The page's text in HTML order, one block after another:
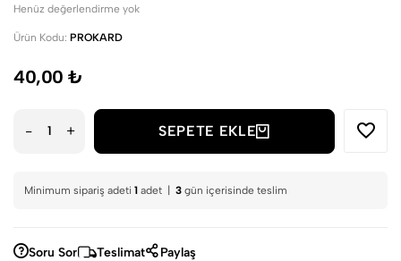
Henüz değerlendirme yok
Ürün Kodu: PROKARD
40,00 ₺
- + SEPETE EKLE
Minimum sipariş adeti 1 adet | 3 gün içerisinde teslim
Soru Sor Teslimat Paylaş